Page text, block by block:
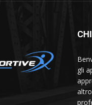
gli